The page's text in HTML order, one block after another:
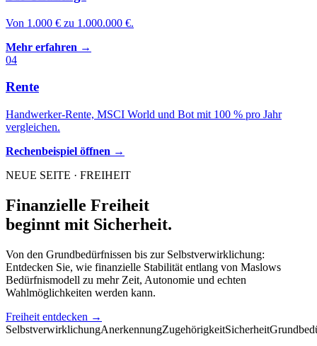
Von 1.000 € zu 1.000.000 €.
Mehr erfahren →
04
Rente
Handwerker-Rente, MSCI World und Bot mit 100 % pro Jahr
vergleichen.
Rechenbeispiel öffnen →
NEUE SEITE · FREIHEIT
Finanzielle Freiheit
beginnt mit Sicherheit.
Von den Grundbedürfnissen bis zur Selbstverwirklichung:
Entdecken Sie, wie finanzielle Stabilität entlang von Maslows
Bedürfnismodell zu mehr Zeit, Autonomie und echten
Wahlmöglichkeiten werden kann.
Freiheit entdecken →
SelbstverwirklichungAnerkennungZugehörigkeitSicherheit